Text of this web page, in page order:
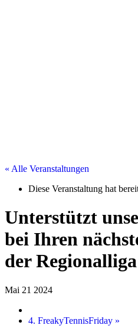
« Alle Veranstaltungen
Diese Veranstaltung hat
Unterstützt
bei Ihren
der
Mai 21 2024
4. FreakyTennisFriday »